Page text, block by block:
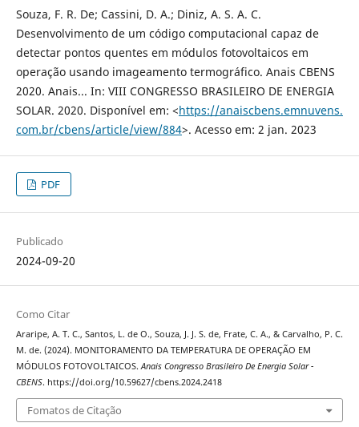
Souza, F. R. De; Cassini, D. A.; Diniz, A. S. A. C.
Desenvolvimento de um código computacional capaz de
detectar pontos quentes em módulos fotovoltaicos em
operação usando imageamento termográfico. Anais CBENS
2020. Anais... In: VIII CONGRESSO BRASILEIRO DE ENERGIA
SOLAR. 2020. Disponível em: <https://anaiscbens.emnuvens.
com.br/cbens/article/view/884>. Acesso em: 2 jan. 2023
PDF
Publicado
2024-09-20
Como Citar
Araripe, A. T. C., Santos, L. de O., Souza, J. J. S. de, Frate, C. A., & Carvalho, P. C.
M. de. (2024). MONITORAMENTO DA TEMPERATURA DE OPERAÇÃO EM
MÓDULOS FOTOVOLTAICOS. Anais Congresso Brasileiro De Energia Solar -
CBENS. https://doi.org/10.59627/cbens.2024.2418
Fomatos de Citação